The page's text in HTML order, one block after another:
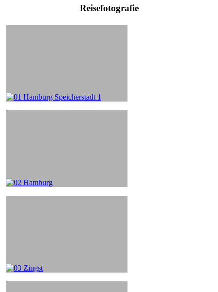
Reisefotografie